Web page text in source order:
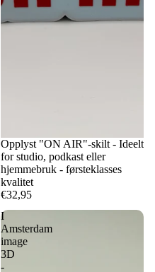
Opplyst "ON AIR"-skilt - Ideelt
for studio, podkast eller
hjemmebruk - førsteklasses
kvalitet
€32,95
I
Amsterdam
image
3D
-